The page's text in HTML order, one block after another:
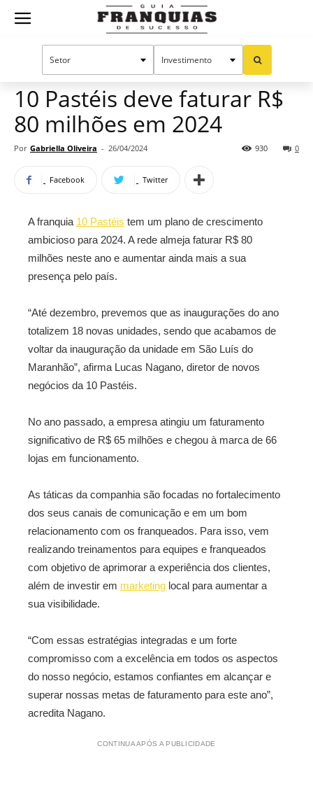
Guia
Mercado de franquias
10 Pastéis deve faturar R$
80 milhões em 2024
Por Gabriella Oliveira - 26/04/2024 0
930
Facebook Twitter
A franquia 10 Pastéis tem um plano de crescimento
ambicioso para 2024. A rede almeja faturar R$ 80
milhões neste ano e aumentar ainda mais a sua
presença pelo país.
“Até dezembro, prevemos que as inaugurações do ano
totalizem 18 novas unidades, sendo que acabamos de
voltar da inauguração da unidade em São Luís do
Maranhão”, afirma Lucas Nagano, diretor de novos
negócios da 10 Pastéis.
No ano passado, a empresa atingiu um faturamento
significativo de R$ 65 milhões e chegou à marca de 66
lojas em funcionamento.
As táticas da companhia são focadas no fortalecimento
dos seus canais de comunicação e em um bom
relacionamento com os franqueados. Para isso, vem
realizando treinamentos para equipes e franqueados
com objetivo de aprimorar a experiência dos clientes,
além de investir em marketing local para aumentar a
sua visibilidade.
“Com essas estratégias integradas e um forte
compromisso com a excelência em todos os aspectos
do nosso negócio, estamos confiantes em alcançar e
superar nossas metas de faturamento para este ano”,
acredita Nagano.
CONTINUA APÓS A PUBLICIDADE